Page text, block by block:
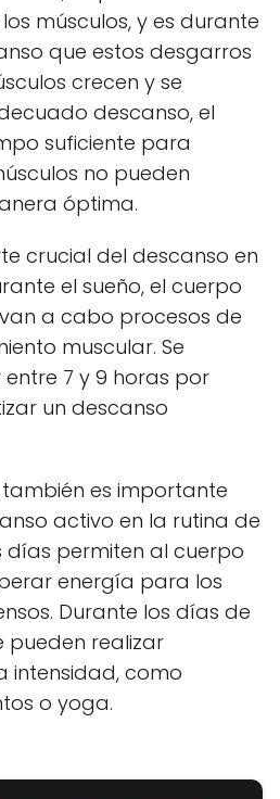
músculos, y es durante
que estos desgarros
crecen y se
descanso, el
suficiente para
no pueden
óptima.
crucial del descanso en
el sueño, el cuerpo
a cabo procesos de
muscular. Se
7 y 9 horas por
un descanso
es importante
activo en la rutina de
días permiten al cuerpo
energía para los
Durante los días de
pueden realizar
intensidad, como
o yoga.